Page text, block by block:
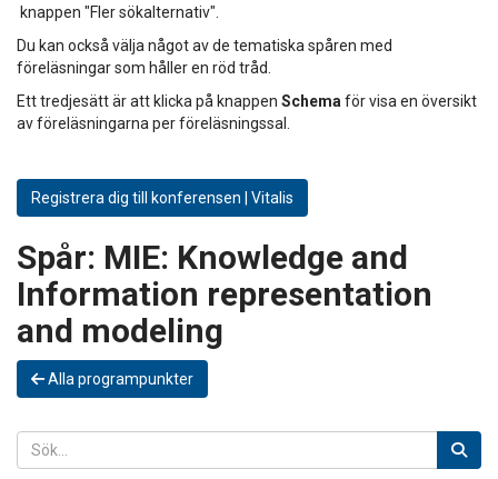
knappen "Fler sökalternativ".
Du kan också välja något av de tematiska spåren med
föreläsningar som håller en röd tråd.
Ett tredjesätt är att klicka på knappen Schema för visa en översikt
av föreläsningarna per föreläsningssal.
Registrera dig till konferensen | Vitalis
Spår: MIE: Knowledge and
Information representation
and modeling
Alla programpunkter